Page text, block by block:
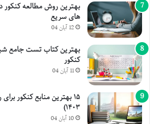
بهترین روش مطالعه
های سریع
12 آبان 04
بهترین کتاب تست جامع
کنکور
11 آبان 04
۱۵ بهترین منابع کنکور
۱۴۰۳)
10 آبان 04